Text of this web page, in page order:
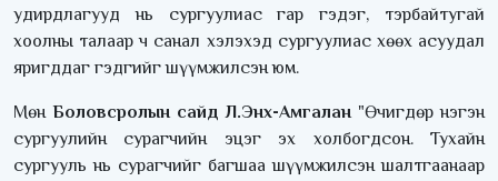
удирдлагууд нь сургуулиас гар гэдэг, тэрбайтугай
хоолны талаар ч санал хэлэхэд сургуулиас хөөх асуудал
яригддаг гэдгийг шүүмжилсэн юм.
Мөн Боловсролын сайд Л.Энх-Амгалан"Өчигдөр нэгэн
сургуулийн сурагчийн эцэг эх холбогдсон. Тухайн
сургууль нь сурагчийг багшаа шүүмжилсэн шалтгаанаар